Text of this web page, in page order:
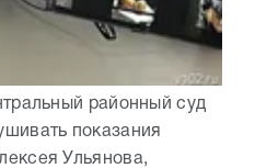
районный суд
показания
Ульянова,